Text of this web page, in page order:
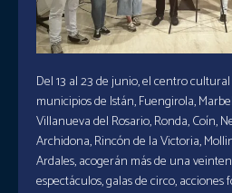
Del 13 al 23 de junio, el centro
municipios de Istán, Fuengirola,
Villanueva del Rosario, Ronda, Coín,
Archidona, Rincón de la Victoria,
Ardales, acogerán más de una
espectáculos, galas de circo,